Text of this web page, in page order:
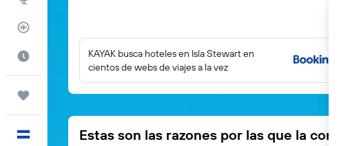
KAYAK busca hoteles en Isla Stewart en
cientos de webs de viajes a la vez
Estas son las razones por las que la